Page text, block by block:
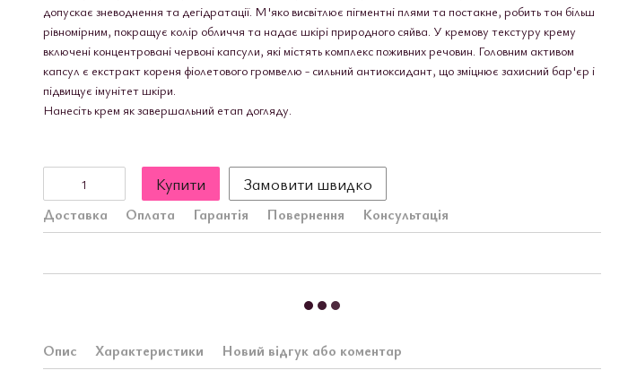
допускає зневоднення та дегідратації. М'яко висвітлює пігментні плями та постакне, робить тон більш
рівномірним, покращує колір обличчя та надає шкірі природного сяйва. У кремову текстуру крему
включені концентровані червоні капсули, які містять комплекс поживних речовин. Головним активом
капсул є екстракт кореня фіолетового громвелю - сильний антиоксидант, що зміцнює захисний бар'єр і
підвищує імунітет шкіри.
Нанесіть крем як завершальний етап догляду.
Купити Замовити швидко
Доставка Оплата Гарантія Повернення Консультація
Опис Характеристики Новий відгук або коментар